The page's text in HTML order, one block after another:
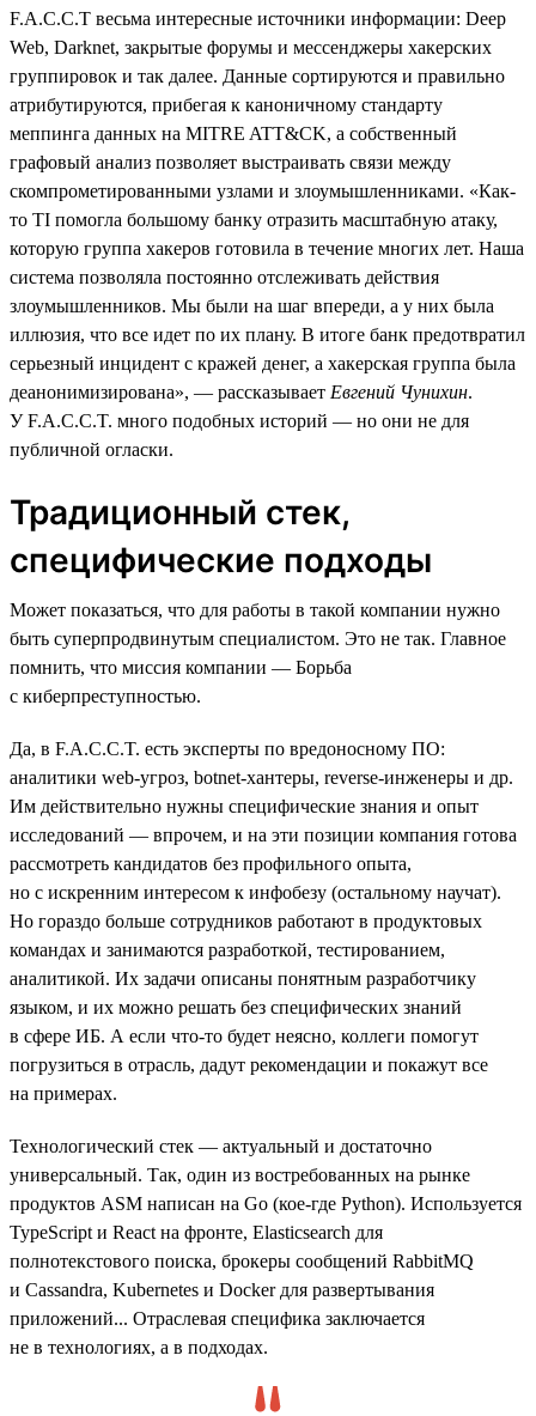
F.A.C.C.T весьма интересные источники информации: Deep
Web, Darknet, закрытые форумы и мессенджеры хакерских
группировок и так далее. Данные сортируются и правильно
атрибутируются, прибегая к каноничному стандарту
меппинга данных на MITRE ATT&CK, а собственный
графовый анализ позволяет выстраивать связи между
скомпрометированными узлами и злоумышленниками. «Как-
то TI помогла большому банку отразить масштабную атаку,
которую группа хакеров готовила в течение многих лет. Наша
система позволяла постоянно отслеживать действия
злоумышленников. Мы были на шаг впереди, а у них была
иллюзия, что все идет по их плану. В итоге банк предотвратил
серьезный инцидент с кражей денег, а хакерская группа была
деанонимизирована», — рассказывает Евгений Чунихин.
У F.A.C.C.T. много подобных историй — но они не для
публичной огласки.
Традиционный стек,
специфические подходы
Может показаться, что для работы в такой компании нужно
быть суперпродвинутым специалистом. Это не так. Главное
помнить, что миссия компании — Борьба
с киберпреступностью.
Да, в F.A.C.C.T. есть эксперты по вредоносному ПО:
аналитики web-угроз, botnet-хантеры, reverse-инженеры и др.
Им действительно нужны специфические знания и опыт
исследований — впрочем, и на эти позиции компания готова
рассмотреть кандидатов без профильного опыта,
но с искренним интересом к инфобезу (остальному научат).
Но гораздо больше сотрудников работают в продуктовых
командах и занимаются разработкой, тестированием,
аналитикой. Их задачи описаны понятным разработчику
языком, и их можно решать без специфических знаний
в сфере ИБ. А если что-то будет неясно, коллеги помогут
погрузиться в отрасль, дадут рекомендации и покажут все
на примерах.
Технологический стек — актуальный и достаточно
универсальный. Так, один из востребованных на рынке
продуктов ASM написан на Go (кое-где Python). Используется
TypeScript и React на фронте, Elasticsearch для
полнотекстового поиска, брокеры сообщений RabbitMQ
и Cassandra, Kubernetes и Docker для развертывания
приложений... Отраслевая специфика заключается
не в технологиях, а в подходах.